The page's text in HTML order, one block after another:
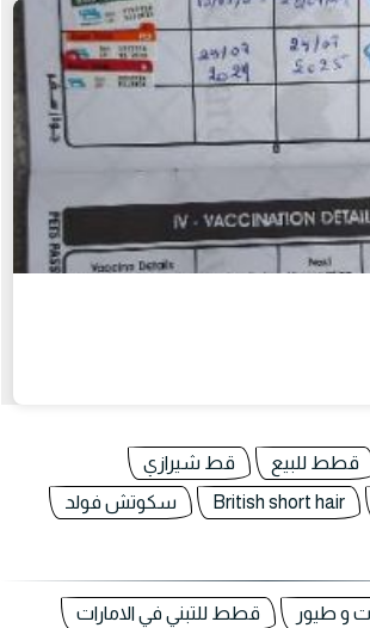
قطط للبيع
قط شيرازي
British short hair
سكوتش فولد
و طيور قطط للتبني في الامارات